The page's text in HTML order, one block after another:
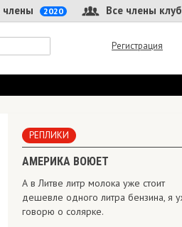
Все члены
члены 2020
Регистрация
РЕПЛИКИ
АМЕРИКА ВОЮЕТ
А в Литве литр молока уже стоит
дешевле одного литра бензина, я
говорю о солярке.